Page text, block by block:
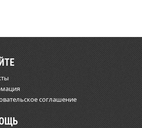
соглашение